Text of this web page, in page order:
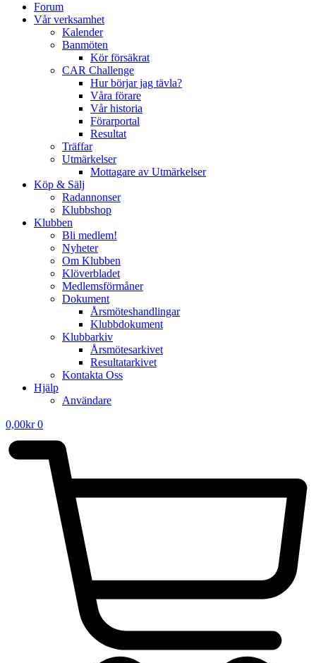
Forum
Vår verksamhet
Kalender
Banmöten
Kör försäkrat
CAR Challenge
Hur börjar jag tävla?
Våra förare
Vår historia
Förarportal
Resultat
Träffar
Utmärkelser
Mottagare av Utmärkelser
Köp & Sälj
Radannonser
Klubbshop
Klubben
Bli medlem!
Nyheter
Om Klubben
Klöverbladet
Medlemsförmåner
Dokument
Årsmöteshandlingar
Klubbdokument
Klubbarkiv
Årsmötesarkivet
Resultatarkivet
Kontakta Oss
Hjälp
Användare
0,00kr 0